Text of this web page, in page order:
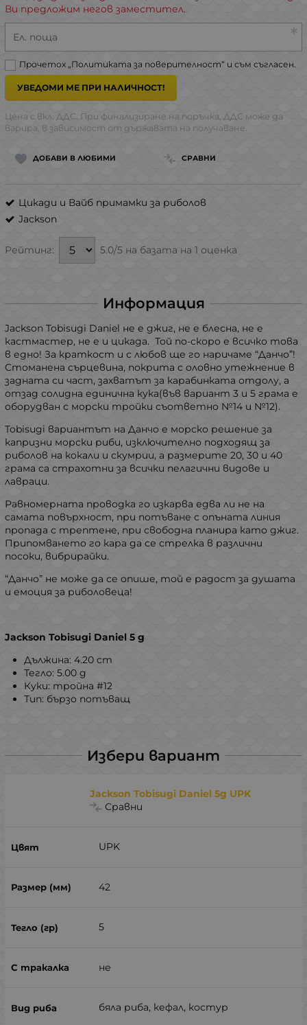
Ви предложим негов заместител.
Ел. поща
Прочетох „ Политиката за поверителност“ и съм съгласен.
УВЕДОМИ МЕ ПРИ НАЛИЧНОСТ!
Цена с вкл. ДДС. При финализиране на поръчка, ДДС може да
варира, в зависимост от държавата на получаване.
ДОБАВИ В ЛЮБИМИ СРАВНИ
Цикади и Вайб примамки за риболов
Jackson
Рейтинг: 5.0/5 на базата на 1 оценка
Информация
Jackson Tobisugi Daniel не е джиг, не е блесна, не е
кастмастер, не е и цикада. Той по-скоро е всичко това
в едно! За краткост и с любов ще го наричаме “Данчо”!
Стоманена сърцевина, покрита с оловно утежнение в
задната си част, захватът за карабинката отдолу, а
отзад солидна единична кука(във вариант 3 и 5 грама е
оборудван с морски тройки съответно №14 и №12).
Tobisugi вариантът на Данчо е морско решение за
капризни морски риби, изключително подходящ за
риболов на кокали и скумрии, а размерите 20, 30 и 40
грама са страхотни за всички пелагични видове и
лавраци.
Равномерната проводка го изкарва едва ли не на
самата повърхност, при потъване с опъната линия
пропада с трептене, при свободна планира като джиг.
Припомването го кара да се стрелка в различни
посоки, вибрирайки.
“Данчо” не може да се опише, той е радост за душата
и емоция за риболовеца!
Jackson Tobisugi Daniel 5 g
Дължина: 4.20 сm
Тегло: 5.00 g
Куки: тройна #12
Тип: бързо потъващ
Избери вариант
Jackson Tobisugi Daniel 5g UPK
Сравни
UPK
42
5
не
бяла риба, кефал, костур